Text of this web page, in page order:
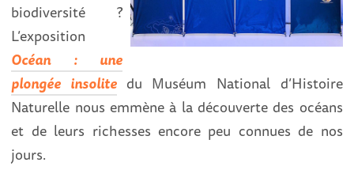
biodiversité ?
L’exposition
Océan : une
plongée insolite du Muséum National d’Histoire
Naturelle nous emmène à la découverte des océans
et de leurs richesses encore peu connues de nos
jours.